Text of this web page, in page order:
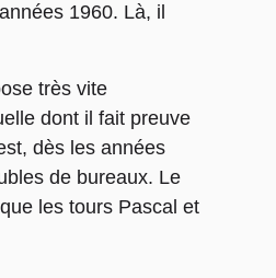
1960. Là, il
très vite
dont il fait preuve
dès les années
de bureaux. Le
les tours Pascal et